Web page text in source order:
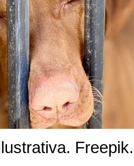
Freepik.